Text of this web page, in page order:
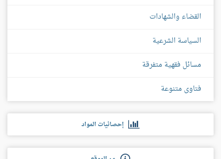
القضاء والشهادات
السياسة الشرعية
مسائل فقهية متفرقة
فتاوى متنوعة
إحصائيات المواد